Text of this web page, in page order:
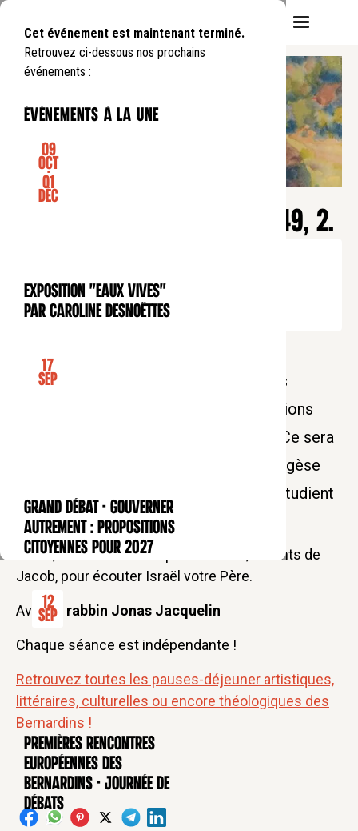
Cet événement est maintenant terminé.
Retrouvez ci-dessous nos prochains
événements :
événements à la une
EXPOSITION
09
Oct
-
01
Déc
Exposition "Eaux Vives"
par Caroline Desnoëttes
CONFÉRENCE
17
Sep
GRAND DÉBAT - Gouverner
autrement : propositions
citoyennes pour 2027
CONFÉRENCE
12
Sep
Premières rencontres
européennes des
Bernardins - Journée de
débats
CONFÉRENCE
UNE HEURE, UN VERSET : GN 49, 2.
Tarif réduit : 5 euros
Tarif soutien : 25 euros
Lors de chaque pause-déjeuner, nous
partirons d’un verset biblique que nous
étudierons à la lumière des interprétations
rabbiniques de l’Antiquité à nos jours. Ce sera
l’occasion de se familiariser avec l’exégèse
rabbinique : la façon dont les rabbins étudient
la Torah.
Gn 49, 2. Pressez-vous pour écouter, enfants de
Jacob, pour écouter Israël votre Père.
Avecle rabbin Jonas Jacquelin
Chaque séance est indépendante !
Retrouvez toutes les pauses-déjeuner artistiques,
littéraires, culturelles ou encore théologiques des
Bernardins !